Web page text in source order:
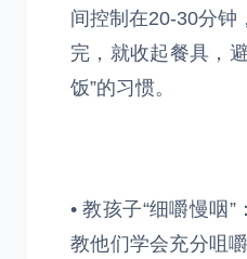
间控制在20-30分钟
完，就收起餐具，
饭”的习惯。
• 教孩子“细嚼慢咽”
教他们学会充分咀